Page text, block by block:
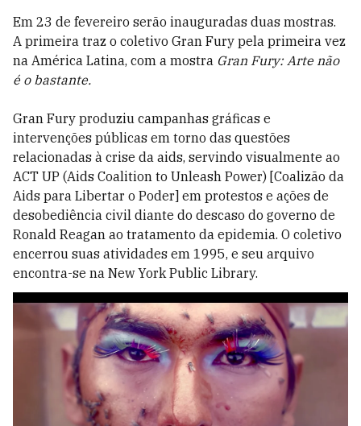
Em 23 de fevereiro serão inauguradas duas mostras.
A primeira traz o coletivo Gran Fury pela primeira vez
na América Latina, com a mostra Gran Fury: Arte não
é o bastante.
Gran Fury produziu campanhas gráficas e
intervenções públicas em torno das questões
relacionadas à crise da aids, servindo visualmente ao
ACT UP (Aids Coalition to Unleash Power) [Coalizão da
Aids para Libertar o Poder] em protestos e ações de
desobediência civil diante do descaso do governo de
Ronald Reagan ao tratamento da epidemia. O coletivo
encerrou suas atividades em 1995, e seu arquivo
encontra-se na New York Public Library.